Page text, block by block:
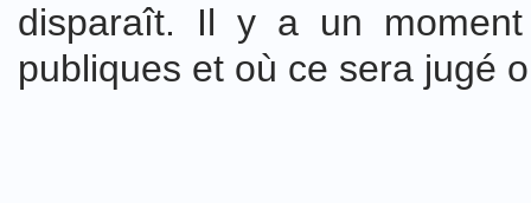
disparaît. Il y a un
publiques et où ce sera jugé